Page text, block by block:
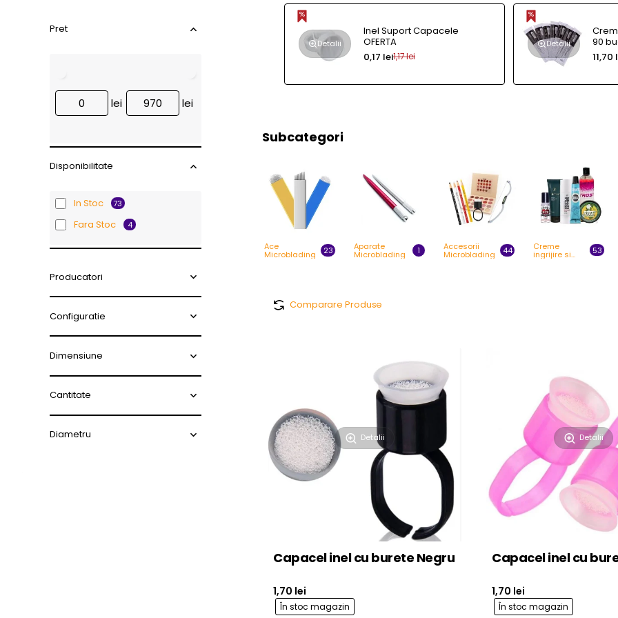
Pret
lei lei
Disponibilitate
In Stoc 73
Fara Stoc 4
Producatori
Configuratie
Dimensiune
Cantitate
Diametru
Detalii
Inel Suport Capacele
OFERTA
0,17 lei1,17 lei
Detalii
90
11,70
Subcategori
Ace
Microblading 23 Aparate
Microblading 1 Accesorii
Microblading 44 Creme
ingrijire si 53
Comparare Produse
Detalii
Capacel inel cu burete Negru
În stoc magazin
1,70 lei
Detalii
Capacel inel cu
În stoc magazin
1,70 lei